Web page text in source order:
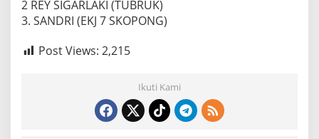
2 REY SIGARLAKI (TUBRUK)
3. SANDRI (EKJ 7 SKOPONG)
Post Views: 2,215
Ikuti Kami